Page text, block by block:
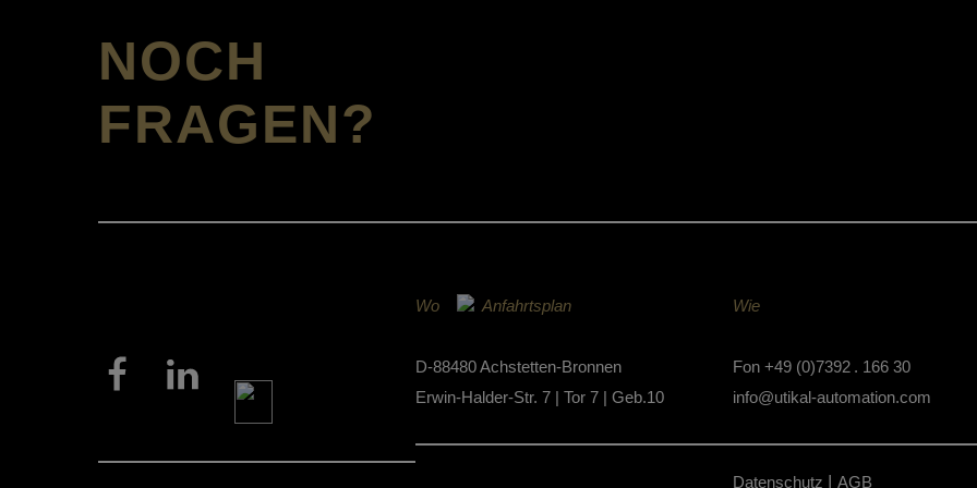
Wo Anfahrtsplan
D-88480 Achstetten-Bronnen
Erwin-Halder-Str. 7 | Tor 7 | Geb.10
Wie
Fon +49 (0)7392 . 166 30
info@utikal-automation.com
Datenschutz | AGB
NOCH
FRAGEN?